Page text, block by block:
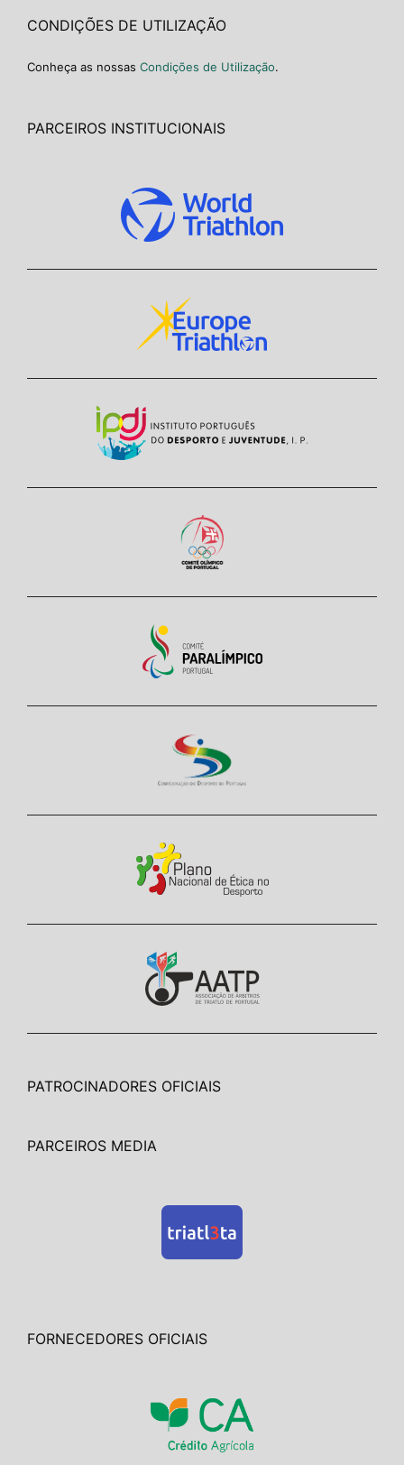
CONDIÇÕES DE UTILIZAÇÃO
Conheça as nossas Condições de Utilização.
PARCEIROS INSTITUCIONAIS
PATROCINADORES OFICIAIS
PARCEIROS MEDIA
FORNECEDORES OFICIAIS